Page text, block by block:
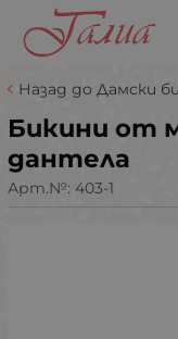
Назад до Дамски
Бикини от
дантела
Арт.№: 403-1